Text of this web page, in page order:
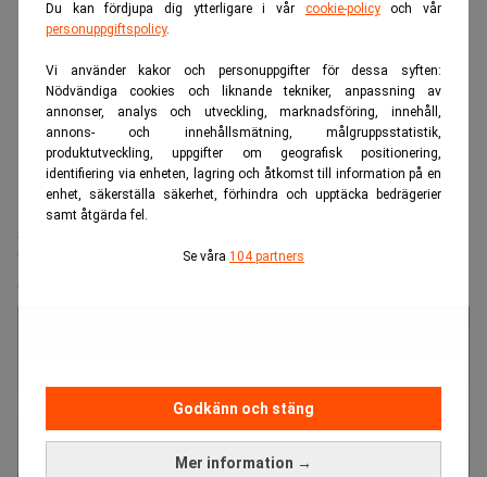
Du kan fördjupa dig ytterligare i vår cookie-policyoch vår
personuppgiftspolicy.
Vi använder kakor och personuppgifter för dessa syften:
Nödvändiga cookies och liknande tekniker, anpassning av
annonser, analys och utveckling, marknadsföring, innehåll,
annons- och innehållsmätning, målgruppsstatistik,
produktutveckling, uppgifter om geografisk positionering,
identifiering via enheten, lagring och åtkomst till information på en
enhet, säkerställa säkerhet, förhindra och upptäcka bedrägerier
samt åtgärda fel.
Se våra 104 partners
Mer information →
Godkänn och stäng
Realtid.se Börs & finans
IBM:s mardröm – värsta börsraset